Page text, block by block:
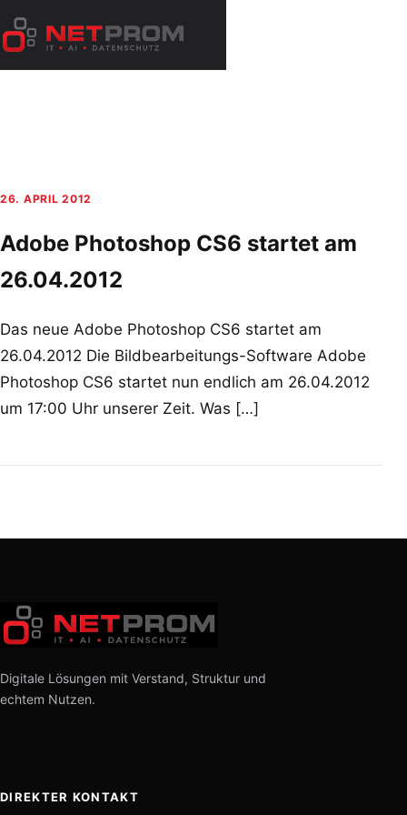
Inhalt
26. APRIL 2012
Adobe Photoshop CS6 startet am
26.04.2012
Das neue Adobe Photoshop CS6 startet am
26.04.2012 Die Bildbearbeitungs-Software Adobe
Photoshop CS6 startet nun endlich am 26.04.2012
um 17:00 Uhr unserer Zeit. Was […]
Digitale Lösungen mit Verstand, Struktur und
echtem Nutzen.
DIREKTER KONTAKT